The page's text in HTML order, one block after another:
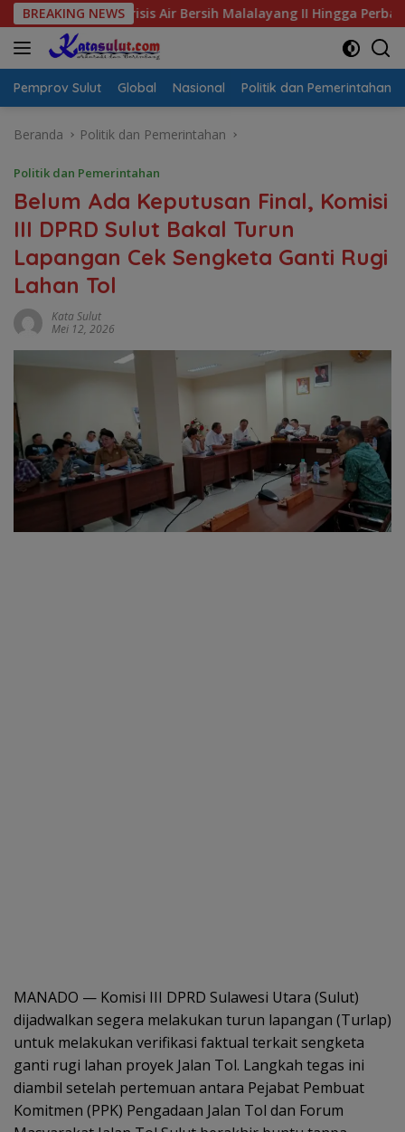
Langsung
ke
konten
BREAKING NEWS
Krisis Air Bersih Malalayang II Hingga Perbaikan
Pemprov Sulut Global Nasional Politik dan Pemerintahan
Beranda Politik dan Pemerintahan
Politik dan Pemerintahan
Belum Ada Keputusan Final, Komisi
III DPRD Sulut Bakal Turun
Lapangan Cek Sengketa Ganti Rugi
Lahan Tol
Kata Sulut
Mei 12, 2026
MANADO — Komisi III DPRD Sulawesi Utara (Sulut)
dijadwalkan segera melakukan turun lapangan (Turlap)
untuk melakukan verifikasi faktual terkait sengketa
ganti rugi lahan proyek Jalan Tol. Langkah tegas ini
diambil setelah pertemuan antara Pejabat Pembuat
Komitmen (PPK) Pengadaan Jalan Tol dan Forum